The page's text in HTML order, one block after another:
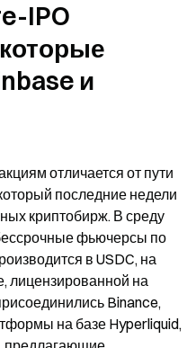
IPO
и
отличается от пути
последние недели
криптобирж. В среду
фьючерсы по
в USDC, на
лицензированной на
Binance,
на базе Hyperliquid,